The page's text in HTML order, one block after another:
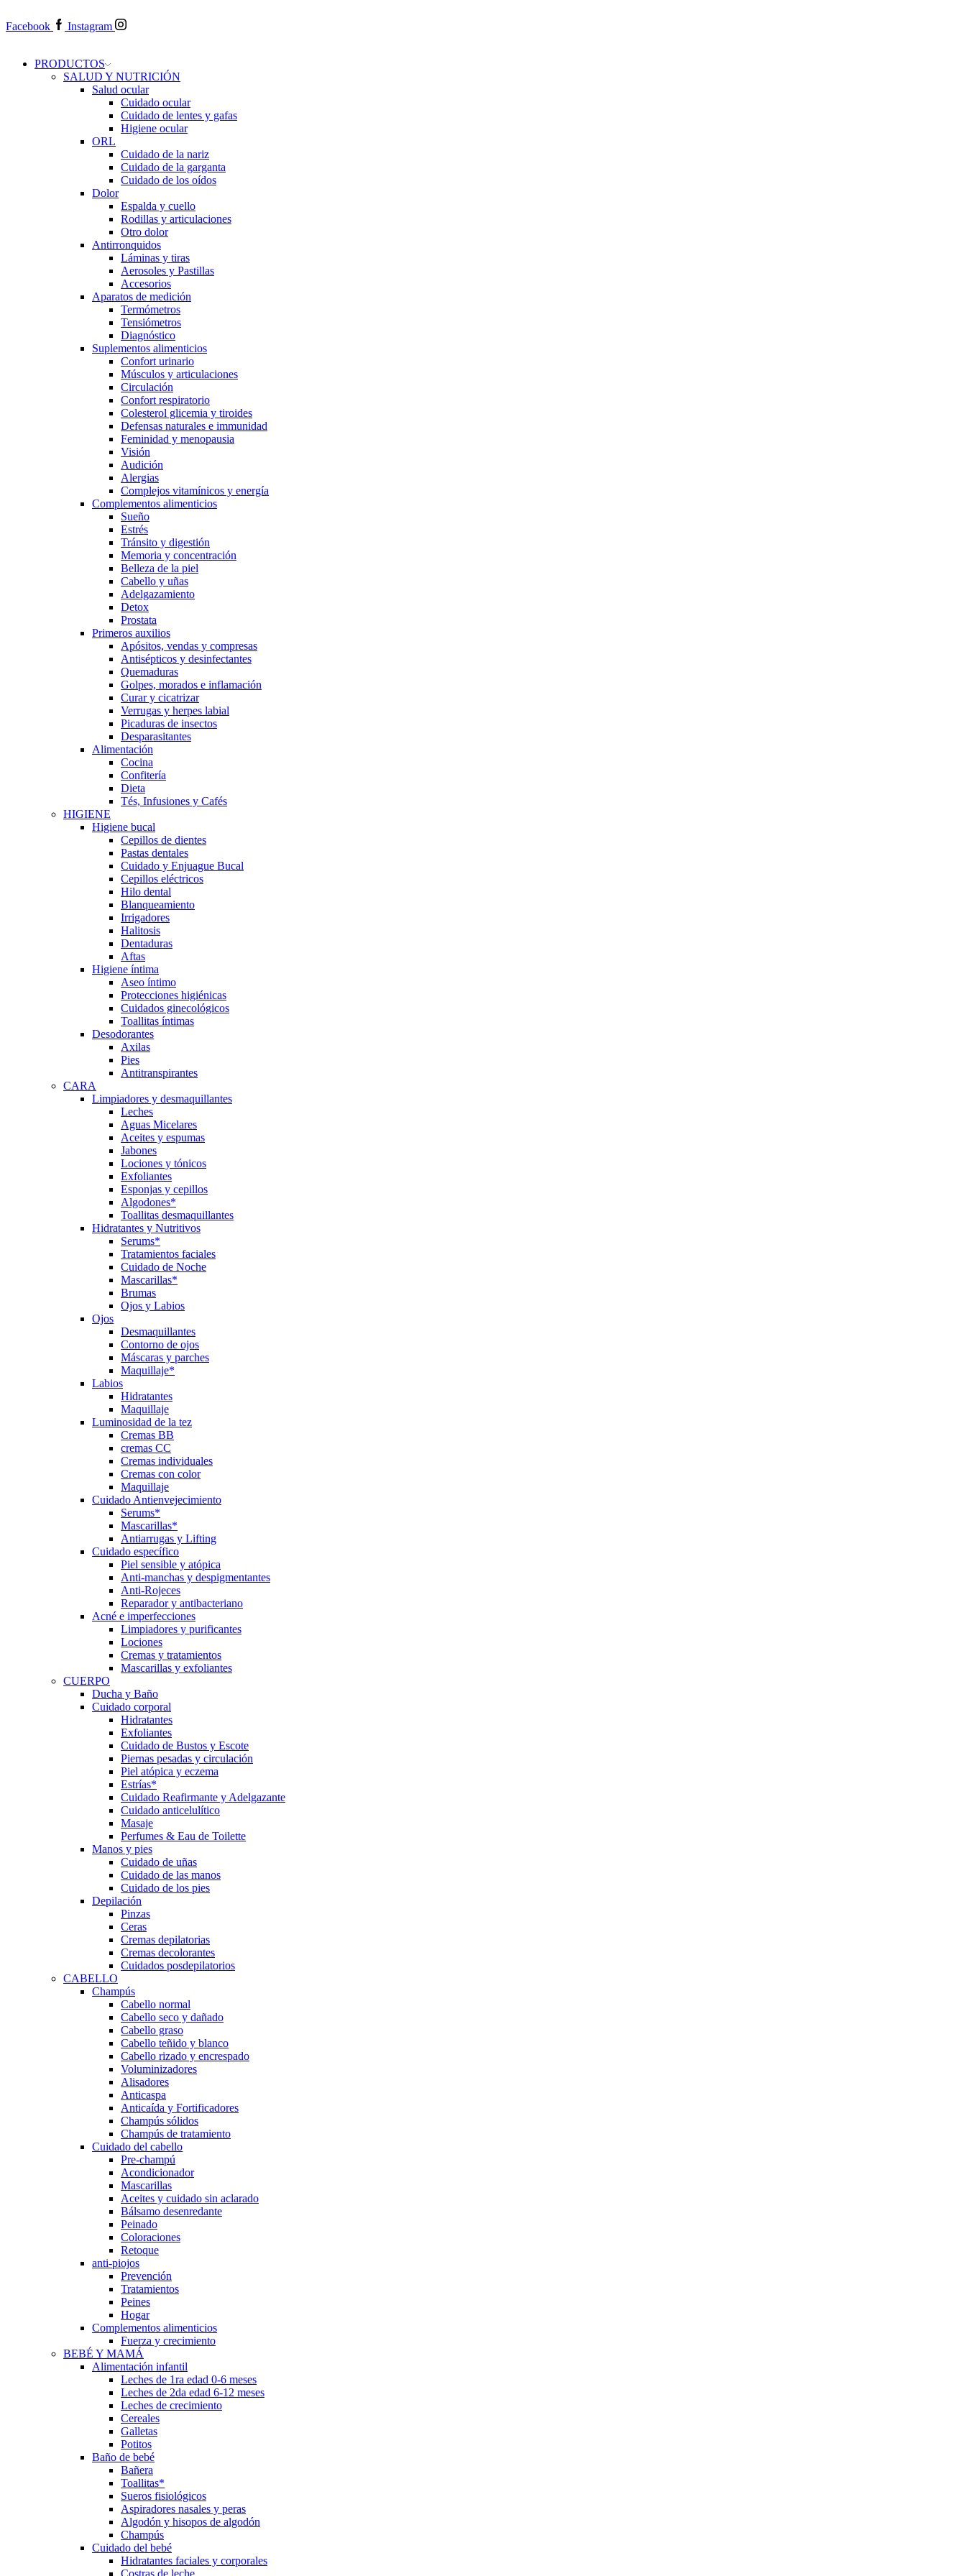
Facebook
Instagram
PRODUCTOS
SALUD Y NUTRICIÓN
Salud ocular
Cuidado ocular
Cuidado de lentes y gafas
Higiene ocular
ORL
​​Cuidado de la nariz
​​Cuidado de la garganta
​​Cuidado de los oídos
Dolor
Espalda y cuello
Rodillas y articulaciones
Otro dolor
Antirronquidos
Láminas y tiras
Aerosoles y Pastillas
Accesorios
Aparatos de medición
Termómetros
Tensiómetros
Diagnóstico
Suplementos alimenticios
Confort urinario
Músculos y articulaciones
Circulación
Confort respiratorio
Colesterol glicemia y tiroides
Defensas naturales e immunidad
Feminidad y menopausia
Visión
Audición
Alergias
Complejos vitamínicos y energía
Complementos alimenticios
Sueño
Estrés
Tránsito y digestión
Memoria y concentración
Belleza de la piel
Cabello y uñas
Adelgazamiento
Detox
Prostata
Primeros auxilios
Apósitos, vendas y compresas
Antisépticos y desinfectantes
Quemaduras
Golpes, morados e inflamación
Curar y cicatrizar
Verrugas y herpes labial
Picaduras de insectos
Desparasitantes
Alimentación
Cocina
Confitería
Dieta
Tés, Infusiones y Cafés
HIGIENE
Higiene bucal
Cepillos de dientes
Pastas dentales
Cuidado y Enjuague Bucal
Cepillos eléctricos
Hilo dental
Blanqueamiento
Irrigadores
Halitosis
Dentaduras
Aftas
Higiene íntima
Aseo íntimo
Protecciones higiénicas
Cuidados ginecológicos
Toallitas íntimas
Desodorantes
Axilas
Pies
Antitranspirantes
CARA
Limpiadores y desmaquillantes
Leches
Aguas Micelares
Aceites y espumas
Jabones
Lociones y tónicos
Exfoliantes
Esponjas y cepillos
Algodones*
Toallitas desmaquillantes
Hidratantes y Nutritivos
Serums*
Tratamientos faciales
Cuidado de Noche
Mascarillas*
Brumas
Ojos y Labios
Ojos
Desmaquillantes
Contorno de ojos
Máscaras y parches
Maquillaje*
Labios
Hidratantes
Maquillaje
Luminosidad de la tez
Cremas BB
cremas CC
Cremas individuales
Cremas con color
Maquillaje
Cuidado Antienvejecimiento
Serums*
Mascarillas*
Antiarrugas y Lifting
Cuidado específico
Piel sensible y atópica
Anti-manchas y despigmentantes
Anti-Rojeces
Reparador y antibacteriano
Acné e imperfecciones
Limpiadores y purificantes
Lociones
Cremas y tratamientos
Mascarillas y exfoliantes
CUERPO
Ducha y Baño
Cuidado corporal
Hidratantes
Exfoliantes
Cuidado de Bustos y Escote
Piernas pesadas y circulación
Piel atópica y eczema
Estrías*
Cuidado Reafirmante y Adelgazante
Cuidado anticelulítico
Masaje
Perfumes & Eau de Toilette
Manos y pies
Cuidado de uñas
Cuidado de las manos
Cuidado de los pies
Depilación
Pinzas
Ceras
Cremas depilatorias
Cremas decolorantes
Cuidados posdepilatorios
CABELLO
Champús
Cabello normal
Cabello seco y dañado
Cabello graso
Cabello teñido y blanco
Cabello rizado y encrespado
Voluminizadores
Alisadores
Anticaspa
Anticaída y Fortificadores
Champús sólidos
Champús de tratamiento
Cuidado del cabello
Pre-champú
Acondicionador
Mascarillas
Aceites y cuidado sin aclarado
Bálsamo desenredante
Peinado
Coloraciones
Retoque
anti-piojos
Prevención
Tratamientos
Peines
Hogar
Complementos alimenticios
Fuerza y crecimiento
BEBÉ Y MAMÁ
Alimentación infantil
Leches de 1ra edad 0-6 meses
Leches de 2da edad 6-12 meses
Leches de crecimiento
Cereales
Galletas
Potitos
Baño de bebé
Bañera
Toallitas*
Sueros fisiológicos
Aspiradores nasales y peras
Algodón y hisopos de algodón
Champús
Cuidado del bebé
Hidratantes faciales y corporales
Costras de leche